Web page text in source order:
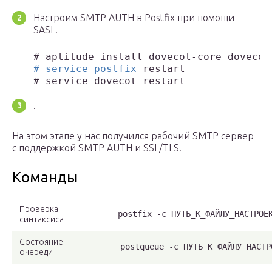
Настроим SMTP AUTH в Postfix при помощи
SASL.
# aptitude install dovecot-core
# service postfix restart
# service dovecot restart
.
На этом этапе у нас получился рабочий SMTP сервер
с поддержкой SMTP AUTH и SSL/TLS.
Команды
Проверка
синтаксиса
postfix -c
Состояние
очереди
postqueue -c